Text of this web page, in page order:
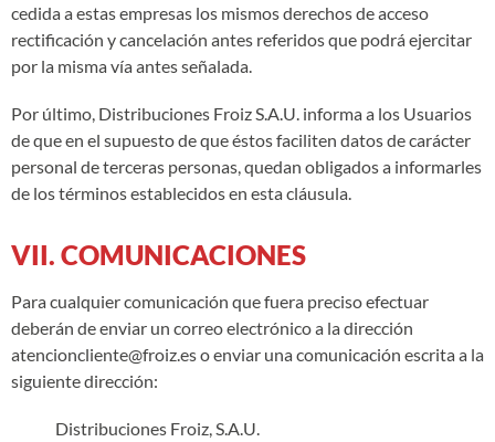
cedida a estas empresas los mismos derechos de acceso
rectificación y cancelación antes referidos que podrá ejercitar
por la misma vía antes señalada.
Por último, Distribuciones Froiz S.A.U. informa a los Usuarios
de que en el supuesto de que éstos faciliten datos de carácter
personal de terceras personas, quedan obligados a informarles
de los términos establecidos en esta cláusula.
VII. COMUNICACIONES
Para cualquier comunicación que fuera preciso efectuar
deberán de enviar un correo electrónico a la dirección
atencioncliente@froiz.eso enviar una comunicación escrita a la
siguiente dirección:
Distribuciones Froiz, S.A.U.